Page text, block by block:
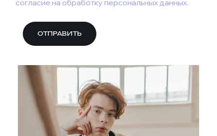
согласие на обработку персональных данных.